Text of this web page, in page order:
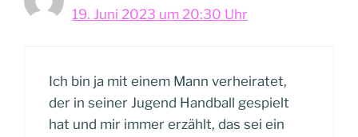
19. Juni 2023 um 20:30 Uhr
Ich bin ja mit einem Mann verheiratet,
der in seiner Jugend Handball gespielt
hat und mir immer erzählt, das sei ein